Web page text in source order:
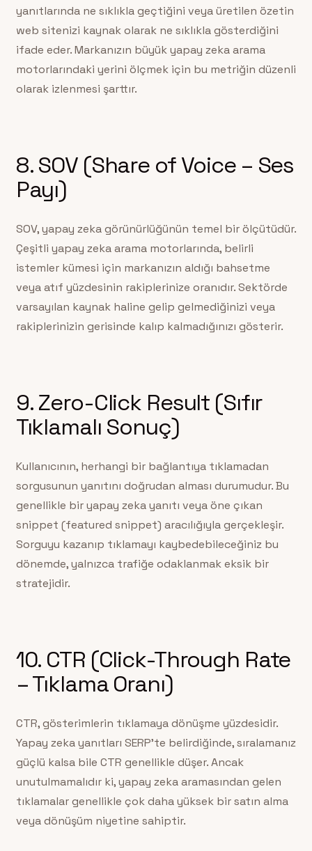
yanıtlarında ne sıklıkla geçtiğini veya üretilen özetin
web sitenizi kaynak olarak ne sıklıkla gösterdiğini
ifade eder. Markanızın büyük yapay zeka arama
motorlarındaki yerini ölçmek için bu metriğin düzenli
olarak izlenmesi şarttır.
8. SOV (Share of Voice – Ses
Payı)
SOV, yapay zeka görünürlüğünün temel bir ölçütüdür.
Çeşitli yapay zeka arama motorlarında, belirli
istemler kümesi için markanızın aldığı bahsetme
veya atıf yüzdesinin rakiplerinize oranıdır. Sektörde
varsayılan kaynak haline gelip gelmediğinizi veya
rakiplerinizin gerisinde kalıp kalmadığınızı gösterir.
9. Zero-Click Result (Sıfır
Tıklamalı Sonuç)
Kullanıcının, herhangi bir bağlantıya tıklamadan
sorgusunun yanıtını doğrudan alması durumudur. Bu
genellikle bir yapay zeka yanıtı veya öne çıkan
snippet (featured snippet) aracılığıyla gerçekleşir.
Sorguyu kazanıp tıklamayı kaybedebileceğiniz bu
dönemde, yalnızca trafiğe odaklanmak eksik bir
stratejidir.
10. CTR (Click-Through Rate
– Tıklama Oranı)
CTR, gösterimlerin tıklamaya dönüşme yüzdesidir.
Yapay zeka yanıtları SERP’te belirdiğinde, sıralamanız
güçlü kalsa bile CTR genellikle düşer. Ancak
unutulmamalıdır ki, yapay zeka aramasından gelen
tıklamalar genellikle çok daha yüksek bir satın alma
veya dönüşüm niyetine sahiptir.